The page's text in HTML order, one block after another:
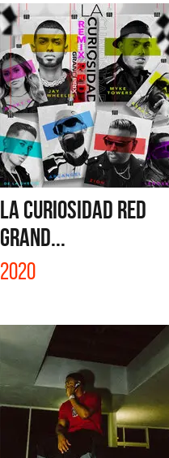
LA CURIOSIDAD RED
GRAND...
2020